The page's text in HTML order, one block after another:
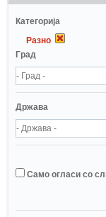
Катeгорија
Разно
Град
Држава
Само огласи со